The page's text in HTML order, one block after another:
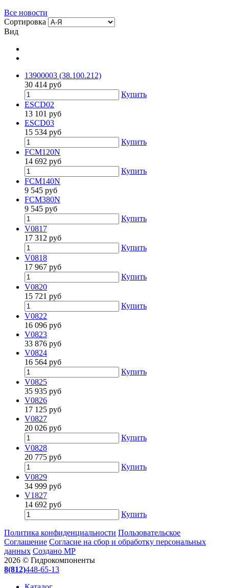
Все новости
Сортировка
Вид
13900003 (38.100.212)
30 414 руб
Купить
ESCD02
13 101 руб
ESCD03
15 534 руб
Купить
FCM120N
14 692 руб
Купить
FCM140N
9 545 руб
FCM380N
9 545 руб
Купить
V0817
17 312 руб
Купить
V0818
17 967 руб
Купить
V0820
15 721 руб
Купить
V0822
16 096 руб
V0823
33 876 руб
V0824
16 564 руб
Купить
V0825
35 935 руб
V0826
17 125 руб
V0827
20 026 руб
Купить
V0828
20 775 руб
Купить
V0829
34 999 руб
V1827
14 692 руб
Купить
Политика конфиденциальности Пользовательское
Соглашение Согласие на сбор и обработку персональных
данных Создано МР
2026 © Гидрокомпоненты
8(812)448-65-13